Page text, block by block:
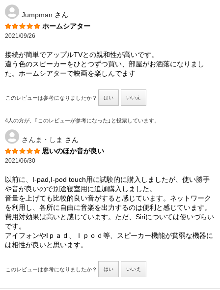
Jumpman さん
ホームシアター
2021/09/26
接続が簡単でアップルTVとの親和性が高いです。
違う色のスピーカーをひとつずつ買い、部屋がお洒落になりまし
た。ホームシアターで映画を楽しんでます
このレビューは参考になりましたか？ はい いいえ
4人の方が、｢このレビューが参考になった｣と投票しています。
さんま・しま さん
思いのほか音が良い
2021/06/30
以前に、I-pad,I-pod touch用に試験的に購入しましたが、使い勝手
や音が良いので別途寝室用に追加購入しました。
音量を上げても比較的良い音がすると感じています。ネットワーク
を利用し、各所に自由に音楽を出力するのは便利と感じています。
費用対効果は高いと感じています。ただ、Siriについては使いづらい
です。
アイフォンやIｐａｄ、Ｉｐｏｄ等、スピーカー機能が貧弱な機器に
は相性が良いと思います。
このレビューは参考になりましたか？ はい いいえ